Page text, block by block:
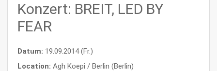
Konzert: BREIT, LED BY
FEAR
Datum: 19.09.2014 (Fr.)
Location: Agh Koepi / Berlin (Berlin)